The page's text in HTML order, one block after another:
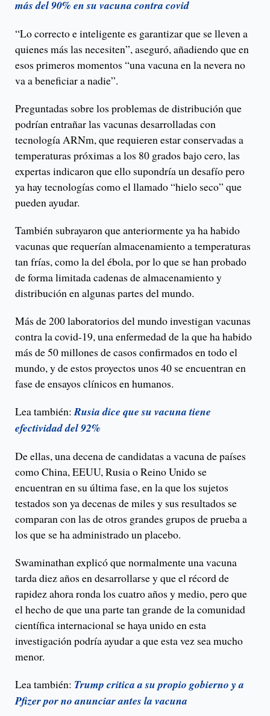
más del 90% en su vacuna contra covid
“Lo correcto e inteligente es garantizar que se lleven a
quienes más las necesiten”, aseguró, añadiendo que en
esos primeros momentos “una vacuna en la nevera no
va a beneficiar a nadie”.
Preguntadas sobre los problemas de distribución que
podrían entrañar las vacunas desarrolladas con
tecnología ARNm, que requieren estar conservadas a
temperaturas próximas a los 80 grados bajo cero, las
expertas indicaron que ello supondría un desafío pero
ya hay tecnologías como el llamado “hielo seco” que
pueden ayudar.
También subrayaron que anteriormente ya ha habido
vacunas que requerían almacenamiento a temperaturas
tan frías, como la del ébola, por lo que se han probado
de forma limitada cadenas de almacenamiento y
distribución en algunas partes del mundo.
Más de 200 laboratorios del mundo investigan vacunas
contra la covid-19, una enfermedad de la que ha habido
más de 50 millones de casos confirmados en todo el
mundo, y de estos proyectos unos 40 se encuentran en
fase de ensayos clínicos en humanos.
Lea también:Rusia dice que su vacuna tiene
efectividad del 92%
De ellas, una decena de candidatas a vacuna de países
como China, EEUU, Rusia o Reino Unido se
encuentran en su última fase, en la que los sujetos
testados son ya decenas de miles y sus resultados se
comparan con las de otros grandes grupos de prueba a
los que se ha administrado un placebo.
Swaminathan explicó que normalmente una vacuna
tarda diez años en desarrollarse y que el récord de
rapidez ahora ronda los cuatro años y medio, pero que
el hecho de que una parte tan grande de la comunidad
científica internacional se haya unido en esta
investigación podría ayudar a que esta vez sea mucho
menor.
Lea también: Trump critica a su propio gobierno y a
Pfizer por no anunciar antes la vacuna